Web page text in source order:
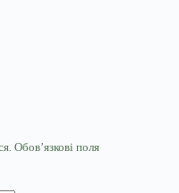
Обов’язкові поля